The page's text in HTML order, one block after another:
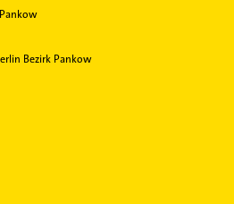
Bezirk Pankow